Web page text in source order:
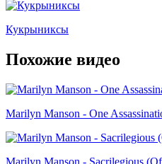
Кукрыниксы
Похожие видео
Marilyn Manson - One
Marilyn Manson - Sacrilegious